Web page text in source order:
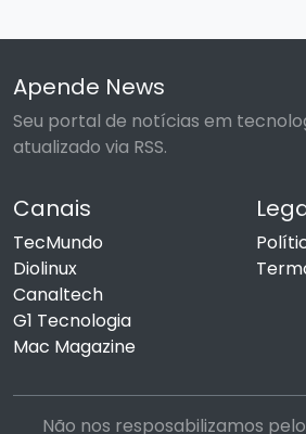
Apende News
Seu portal de notícias em
atualizado via RSS.
Canais
TecMundo
Diolinux
Canaltech
G1 Tecnologia
Mac Magazine
Não nos resposabilizamos